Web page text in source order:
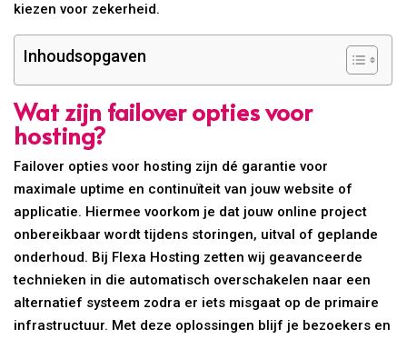
kiezen voor zekerheid.
Inhoudsopgaven
Wat zijn failover opties voor
hosting?
Failover opties voor hosting zijn dé garantie voor
maximale uptime en continuïteit van jouw website of
applicatie. Hiermee voorkom je dat jouw online project
onbereikbaar wordt tijdens storingen, uitval of geplande
onderhoud. Bij Flexa Hosting zetten wij geavanceerde
technieken in die automatisch overschakelen naar een
alternatief systeem zodra er iets misgaat op de primaire
infrastructuur. Met deze oplossingen blijf je bezoekers en